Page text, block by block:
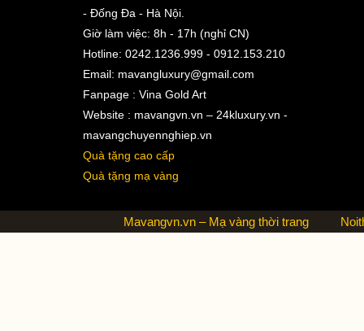
- Đống Đa - Hà Nội.
Giờ làm việc: 8h - 17h (nghỉ CN)
Hotline: 0242.1236.999 - 0912.153.210
Email: mavangluxury@gmail.com
Fanpage : Vina Gold Art
Website : mavangvn.vn – 24kluxury.vn -
mavangchuyennghiep.vn
Quà tặng cao cấp
Quà tặng mạ vàng
Mavangvn.vn – Mạ vàng thời trang